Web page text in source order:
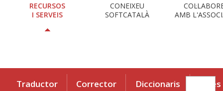
RECURSOS
I SERVEIS
CONEIXEU
SOFTCATALÀ
AMB
Traductor Corrector Diccionaris Eines